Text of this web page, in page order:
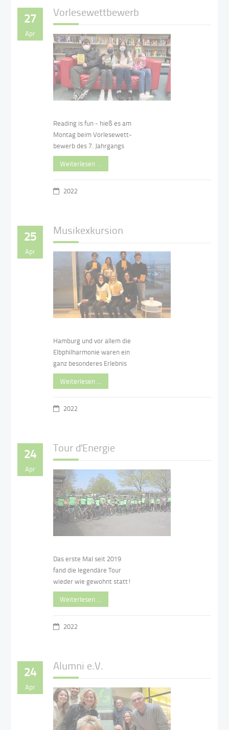
27
Apr
Vorlesewettbewerb
Reading is fun - hieß es am
Montag beim Vorlesewett-
bewerb des 7. Jahrgangs
Weiterlesen …
2022
25
Apr
Musikexkursion
Hamburg und vor allem die
Elbphilharmonie waren ein
ganz besonderes Erlebnis
Weiterlesen …
2022
24
Apr
Tour d'Energie
Das erste Mal seit 2019
fand die legendäre Tour
wieder wie gewohnt statt!
Weiterlesen …
2022
24
Apr
Alumni e.V.